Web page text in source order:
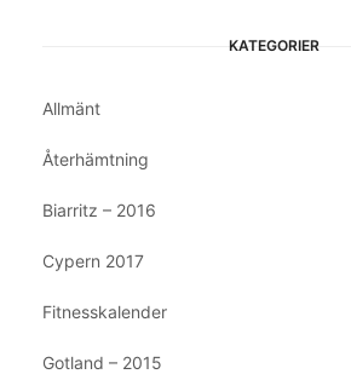
KATEGORIER
Allmänt
Återhämtning
Biarritz – 2016
Cypern 2017
Fitnesskalender
Gotland – 2015